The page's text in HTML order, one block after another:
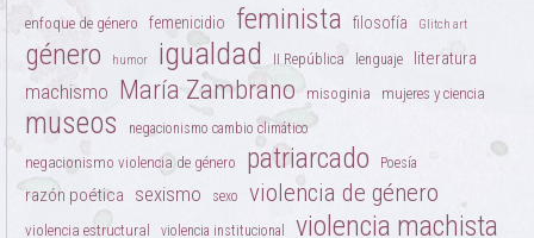
enfoque de género femenicidio feminista filosofía Glitch art
género humor igualdad II República lenguaje literatura
machismo María Zambrano misoginia mujeres y ciencia
museos negacionismo cambio climático
negacionismo violencia de género patriarcado Poesía
razón poética sexismo sexo violencia de género
violencia estructural violencia institucional violencia machista